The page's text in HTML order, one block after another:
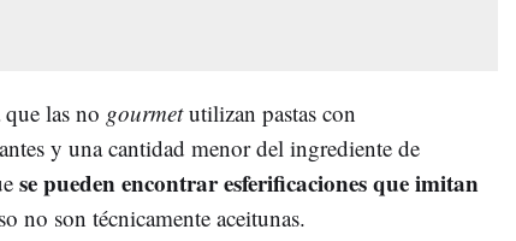
las no gourmetutilizan pastas con
y una cantidad menor del ingrediente de
se pueden encontrar esferificaciones que imitan
no son técnicamente aceitunas.